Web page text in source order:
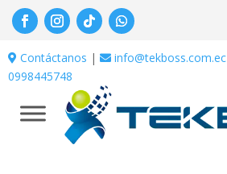
Contáctanos | info@tekboss.com.ec
0998445748